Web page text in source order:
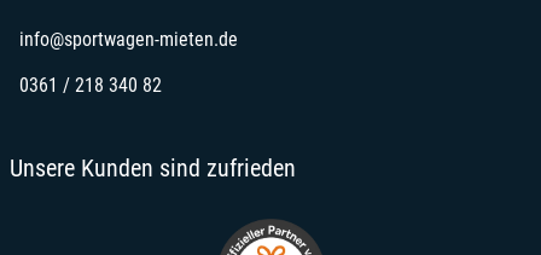
info@sportwagen-mieten.de
0361 / 218 340 82
Unsere Kunden sind zufrieden